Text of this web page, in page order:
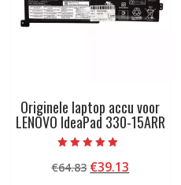
Originele laptop accu voor
LENOVO IdeaPad 330-15ARR
5.00
van 5
€64.83 Oorspronkelijke
€39.13